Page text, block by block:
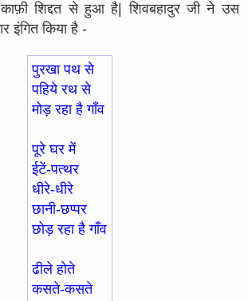
शिद्दत से हुआ है| शिवबहादुर जी ने उस
इंगित किया है -
पुरखा पथ से
पहिये रथ से
मोड़ रहा है गाँव
पूरे घर में
ईटें-पत्थर
धीरे-धीरे
छानी-छप्पर
छोड़ रहा है गाँव
ढीले होते
कसते-कसते